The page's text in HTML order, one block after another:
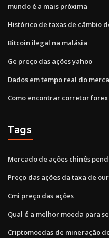
mundo é a mais próxima
Histórico de taxas de câmbio
Bitcoin ilegal na malásia
Ge preço das ações yahoo
Dados em tempo real do
Como encontrar corretor forex
Tags
Mercado de ações chinês
Preço das ações da taxa de
Cmi preço das ações
Qual é a melhor moeda para
Criptomoedas de mineração